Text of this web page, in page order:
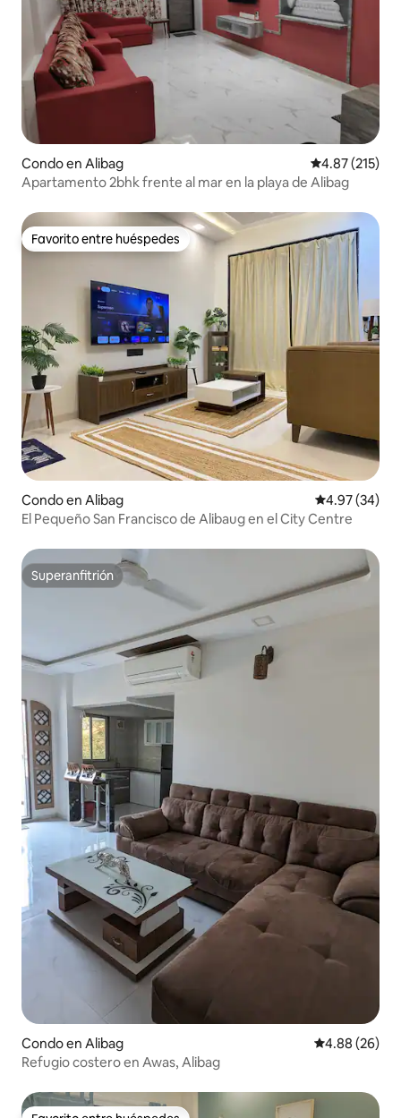
Condo en Alibag Calificación
4.87 (215)
Apartamento 2bhk frente al mar en la playa de Alibag
Favorito entre huéspedes
Favorito entre huéspedes
Condo en Alibag Calificación
4.97 (34)
El Pequeño San Francisco de Alibaug en el City Centre
Superanfitrión
Superanfitrión
Condo en Alibag Calificación
4.88 (26)
Refugio costero en Awas, Alibag